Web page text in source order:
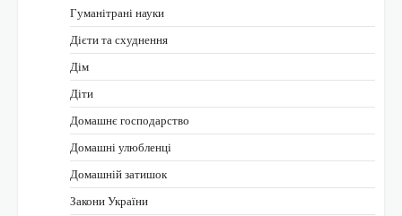
Гуманітрані науки
Дієти та схуднення
Дім
Діти
Домашнє господарство
Домашні улюбленці
Домашній затишок
Закони України